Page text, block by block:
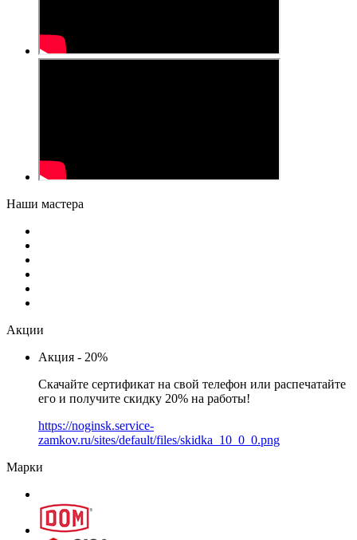
Наши мастера
Акции
Акция - 20%
Скачайте сертификат на свой телефон или распечатайте
его и получите скидку 20% на работы!
https://noginsk.service-
zamkov.ru/sites/default/files/skidka_10_0_0.png
Марки